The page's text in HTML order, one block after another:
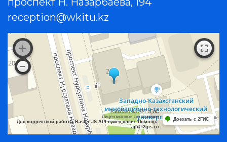
reception@wkitu.kz
Работает на API 2ГИС
Лицензионное соглашение
Для корректной работы Raster JS API нужен ключ. Помощь:
api@2gis.ru
Доехать с 2ГИС